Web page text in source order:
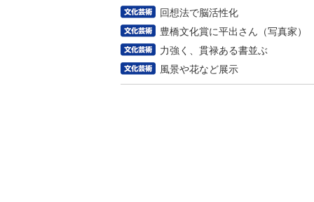
回想法で脳活性化
豊橋文化賞に平出さん（写真家）
力強く、貫禄ある書並ぶ
風景や花など展示